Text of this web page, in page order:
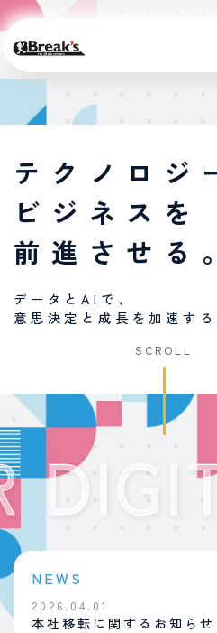
メ
イ
ン
コ
テ
テクノロジ
ビジネスを
前進させる
データとAIで、
意思決定と成長を加速する
SCROLL
NEWS
2026.04.01
本社移転に関するお知らせ